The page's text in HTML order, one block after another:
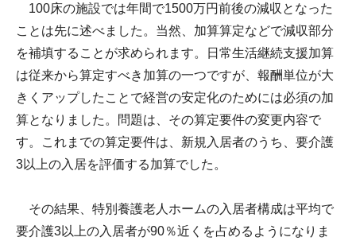
100床の施設では年間で1500万円前後の減収となった
ことは先に述べました。当然、加算算定などで減収部分
を補填することが求められます。日常生活継続支援加算
は従来から算定すべき加算の一つですが、報酬単位が大
きくアップしたことで経営の安定化のためには必須の加
算となりました。問題は、その算定要件の変更内容で
す。これまでの算定要件は、新規入居者のうち、要介護
3以上の入居を評価する加算でした。
その結果、特別養護老人ホームの入居者構成は平均で
要介護3以上の入居者が90％近くを占めるようになりま